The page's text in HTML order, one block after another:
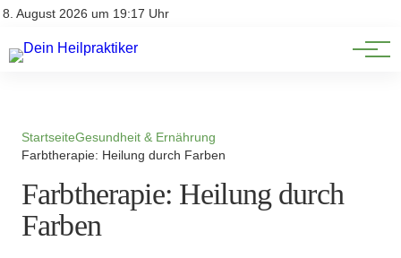
8. August 2026 um 19:17 Uhr
Impressum
Natürliche Medizin
Heilpflanzen & Kräuterkunde
StartseiteGesundheit & Ernährung
Farbtherapie: Heilung durch Farben
Farbtherapie: Heilung durch
Farben